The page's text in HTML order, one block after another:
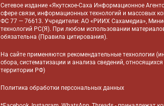
Сетевое издание «Якутское-Саха Информационное
сфере связи, информационных технологий и массовых
ФС 77 — 76613. Учредители: АО «РИИХ Сахамедиа»,
технологий РС(Я). При любом использовании
обязательна (Правила цитирования).
На сайте применяютсярекомендательные технологии
сбора, систематизации и анализа сведений,
территории РФ)
Политика обработки персональных данных